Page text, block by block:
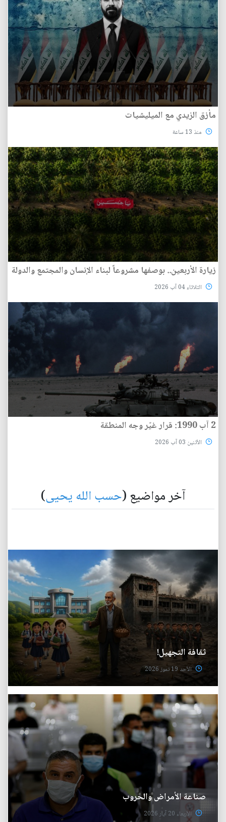
مأزق الزيدي مع الميليشيات
منذ 13 ساعة
زيارة الأربعين.. بوصفها مشروعاً لبناء الإنسان والمجتمع والدولة
الثلاثاء 04 آب 2026
2 آب 1990: قرار غيّر وجه المنطقة
الأثنين 03 آب 2026
آخر مواضيع (حسب الله يحيى)
ثقافة التجهيل!
الأحد 19 تموز 2026
صناعة الأمراض والحروب
الأربعاء 20 آيار 2026